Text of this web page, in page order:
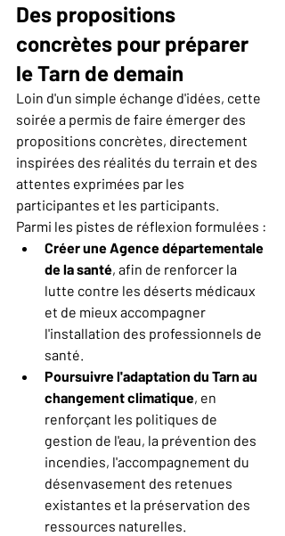
Des propositions
concrètes pour préparer
le Tarn de demain
Loin d'un simple échange d'idées, cette
soirée a permis de faire émerger des
propositions concrètes, directement
inspirées des réalités du terrain et des
attentes exprimées par les
participantes et les participants.
Parmi les pistes de réflexion formulées :
Créer une Agence départementale
de la santé, afin de renforcer la
lutte contre les déserts médicaux
et de mieux accompagner
l'installation des professionnels de
santé.
Poursuivre l'adaptation du Tarn au
changement climatique, en
renforçant les politiques de
gestion de l'eau, la prévention des
incendies, l'accompagnement du
désenvasement des retenues
existantes et la préservation des
ressources naturelles.